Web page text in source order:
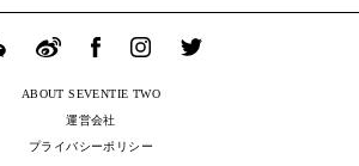
ABOUT SEVENTIE TWO
運営会社
プライバシーポリシー